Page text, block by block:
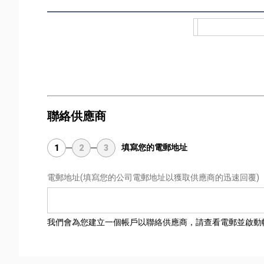
聯絡供應商
1 2 3 填寫您的電郵地址
電郵地址(填寫您的公司電郵地址以獲取供應商的迅速回覆)
我們會為您建立一個帳戶以聯絡供應商，請查看電郵並啟動